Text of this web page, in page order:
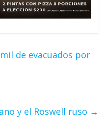
de evacuados por
y el Roswell ruso →